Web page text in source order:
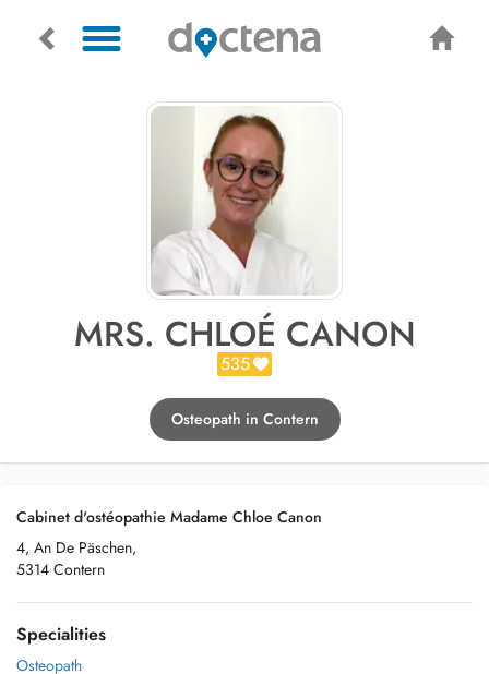
MRS. CHLOÉ CANON
535
Osteopath in Contern
Cabinet d'ostéopathie Madame Chloe Canon
4, An De Päschen,
5314 Contern
Specialities
Osteopath